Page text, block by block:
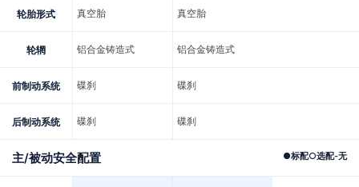
轮胎形式 真空胎 真空胎
轮辋 铝合金铸造式 铝合金铸造式
前制动系统 碟刹 碟刹
后制动系统 碟刹 碟刹
主/被动安全配置 ●标配○选配-无